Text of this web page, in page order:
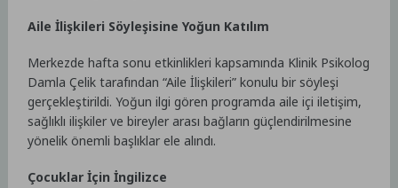
Aile İlişkileri Söyleşisine Yoğun Katılım
Merkezde hafta sonu etkinlikleri kapsamında Klinik Psikolog
Damla Çelik tarafından “Aile İlişkileri” konulu bir söyleşi
gerçekleştirildi. Yoğun ilgi gören programda aile içi iletişim,
sağlıklı ilişkiler ve bireyler arası bağların güçlendirilmesine
yönelik önemli başlıklar ele alındı.
Çocuklar İçin İngilizce